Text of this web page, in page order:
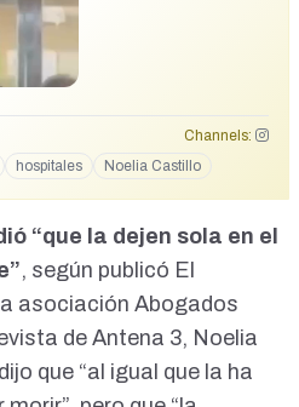
Channels:
hospitales Noelia Castillo
“que la dejen sola en el
, según publicó El
asociación Abogados
de Antena 3, Noelia
que “al igual que la ha